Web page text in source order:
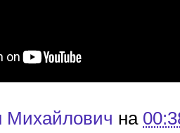
Михайлович на